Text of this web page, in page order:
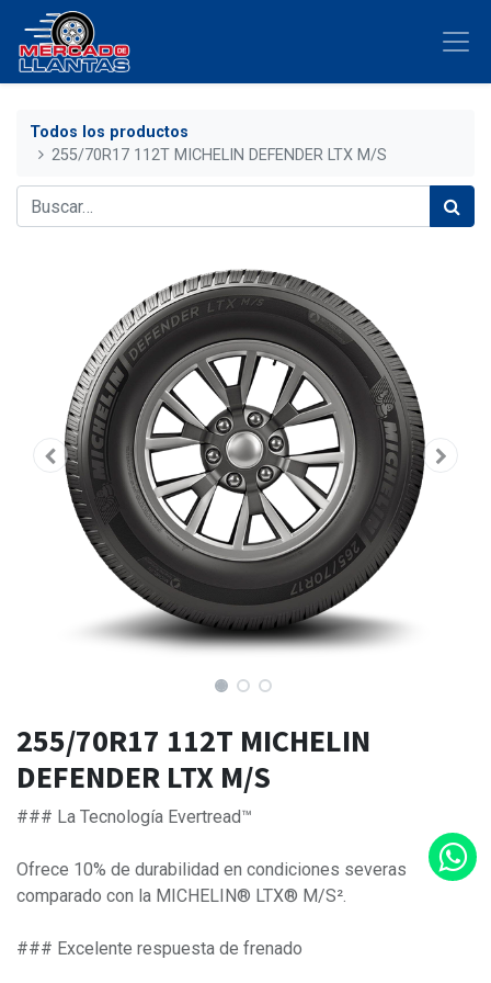
Todos los productos
255/70R17 112T MICHELIN DEFENDER LTX M/S
255/70R17 112T MICHELIN
DEFENDER LTX M/S
### La Tecnología Evertread™
Ofrece 10% de durabilidad en condiciones severas
comparado con la MICHELIN® LTX® M/S².
### Excelente respuesta de frenado